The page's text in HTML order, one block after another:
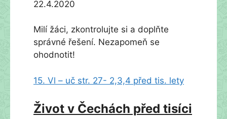
22.4.2020
Milí žáci, zkontrolujte si a doplňte
správné řešení. Nezapomeň se
ohodnotit!
15. Vl – uč str. 27- 2,3,4 před tis. lety
Život v Čechách před tisíci